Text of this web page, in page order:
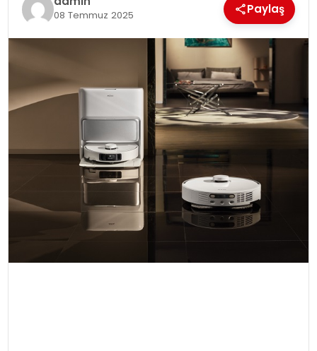
08 Temmuz 2025 Paylaş